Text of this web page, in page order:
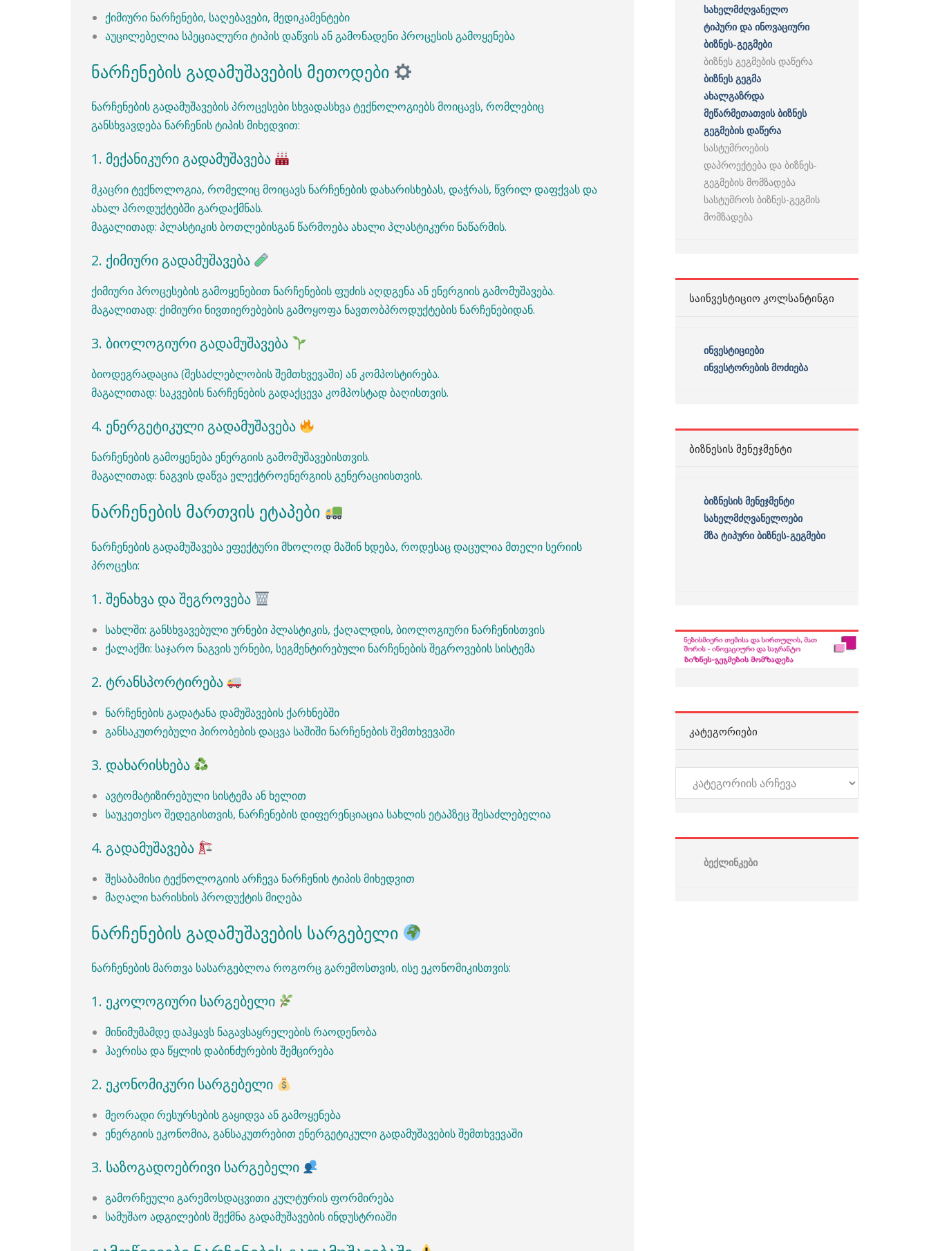
ქიმიური ნარჩენები, საღებავები, მედიკამენტები
აუცილებელია სპეციალური ტიპის დაწვის ან გამონადენი პროცესის გამოყენება
ნარჩენების გადამუშავების მეთოდები
ნარჩენების გადამუშავების პროცესები სხვადასხვა ტექნოლოგიებს მოიცავს, რომლებიც
განსხვავდება ნარჩენის ტიპის მიხედვით:
1. მექანიკური გადამუშავება
მკაცრი ტექნოლოგია, რომელიც მოიცავს ნარჩენების დახარისხებას, დაჭრას, წვრილ დაფქვას და
ახალ პროდუქტებში გარდაქმნას.
მაგალითად: პლასტიკის ბოთლებისგან წარმოება ახალი პლასტიკური ნაწარმის.
2. ქიმიური გადამუშავება
ქიმიური პროცესების გამოყენებით ნარჩენების ფუძის აღდგენა ან ენერგიის გამომუშავება.
მაგალითად: ქიმიური ნივთიერებების გამოყოფა ნავთობპროდუქტების ნარჩენებიდან.
3. ბიოლოგიური გადამუშავება
ბიოდეგრადაცია (შესაძლებლობის შემთხვევაში) ან კომპოსტირება.
მაგალითად: საკვების ნარჩენების გადაქცევა კომპოსტად ბაღისთვის.
4. ენერგეტიკული გადამუშავება
ნარჩენების გამოყენება ენერგიის გამომუშავებისთვის.
მაგალითად: ნაგვის დაწვა ელექტროენერგიის გენერაციისთვის.
ნარჩენების მართვის ეტაპები
ნარჩენების გადამუშავება ეფექტური მხოლოდ მაშინ ხდება, როდესაც დაცულია მთელი სერიის
პროცესი:
1. შენახვა და შეგროვება
სახლში: განსხვავებული ურნები პლასტიკის, ქაღალდის, ბიოლოგიური ნარჩენისთვის
ქალაქში: საჯარო ნაგვის ურნები, სეგმენტირებული ნარჩენების შეგროვების სისტემა
2. ტრანსპორტირება
ნარჩენების გადატანა დამუშავების ქარხნებში
განსაკუთრებული პირობების დაცვა საშიში ნარჩენების შემთხვევაში
3. დახარისხება
ავტომატიზირებული სისტემა ან ხელით
საუკეთესო შედეგისთვის, ნარჩენების დიფერენციაცია სახლის ეტაპზეც შესაძლებელია
4. გადამუშავება
შესაბამისი ტექნოლოგიის არჩევა ნარჩენის ტიპის მიხედვით
მაღალი ხარისხის პროდუქტის მიღება
ნარჩენების გადამუშავების სარგებელი
ნარჩენების მართვა სასარგებლოა როგორც გარემოსთვის, ისე ეკონომიკისთვის:
1. ეკოლოგიური სარგებელი
მინიმუმამდე დაჰყავს ნაგავსაყრელების რაოდენობა
ჰაერისა და წყლის დაბინძურების შემცირება
2. ეკონომიკური სარგებელი
მეორადი რესურსების გაყიდვა ან გამოყენება
ენერგიის ეკონომია, განსაკუთრებით ენერგეტიკული გადამუშავების შემთხვევაში
3. საზოგადოებრივი სარგებელი
გამორჩეული გარემოსდაცვითი კულტურის ფორმირება
სამუშაო ადგილების შექმნა გადამუშავების ინდუსტრიაში
სახელმძღვანელო
ტიპური და ინოვაციური
ბიზნეს-გეგმები
ბიზნეს გეგმების დაწერა
ბიზნეს გეგმა
ახალგაზრდა
მეწარმეთათვის ბიზნეს
გეგმების დაწერა
სასტუმროების
დაპროექტება და ბიზნეს-
გეგმების მომზადება
სასტუმროს ბიზნეს-გეგმის
მომზადება
ᲡᲐᲘᲜᲕᲔᲡᲢᲘᲪᲘᲝ ᲙᲝᲚᲡᲐᲜᲢᲘᲜᲒᲘ
ინვესტიციები
ინვესტორების მოძიება
ᲑᲘᲖᲜᲔᲡᲘᲡ ᲛᲔᲜᲔᲯᲛᲔᲜᲢᲘ
ბიზნესისმენეჯმენტი
სახელმძღვანელოები
მზა ტიპური ბიზნეს-გეგმები
ᲙᲐᲢᲔᲒᲝᲠᲘᲔᲑᲘ
კატეგორიები
ბექლინკები